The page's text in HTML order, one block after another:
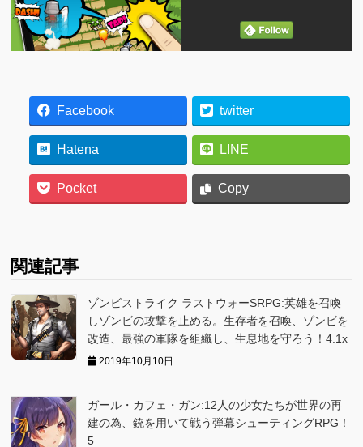
Facebook twitter
Hatena LINE
Pocket Copy
関連記事
ゾンビストライク ラストウォーSRPG:英雄を召喚
しゾンビの攻撃を止める。生存者を召喚、ゾンビを
改造、最強の軍隊を組織し、生息地を守ろう！4.1x
2019年10月10日
ガール・カフェ・ガン:12人の少女たちが世界の再
建の為、銃を用いて戦う弾幕シューティングRPG！
5